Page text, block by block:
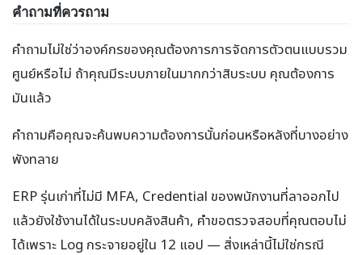
คำถามที่ควรถาม
คำถามไม่ใช่ว่าองค์กรของคุณต้องการการจัดการตัวตนแบบรวม
ศูนย์หรือไม่ ถ้าคุณมีระบบภายในมากกว่าสิบระบบ คุณต้องการ
มันแล้ว
คำถามคือคุณจะค้นพบความต้องการนั้นก่อนหรือหลังที่บางอย่าง
พังทลาย
ERP รุ่นเก่าที่ไม่มี MFA, Credential ของพนักงานที่ลาออกไป
แล้วยังใช้งานได้ในระบบคลังสินค้า, คำขอตรวจสอบที่คุณตอบไม่
ได้เพราะ Log กระจายอยู่ใน 12 แอป — สิ่งเหล่านี้ไม่ใช่กรณี